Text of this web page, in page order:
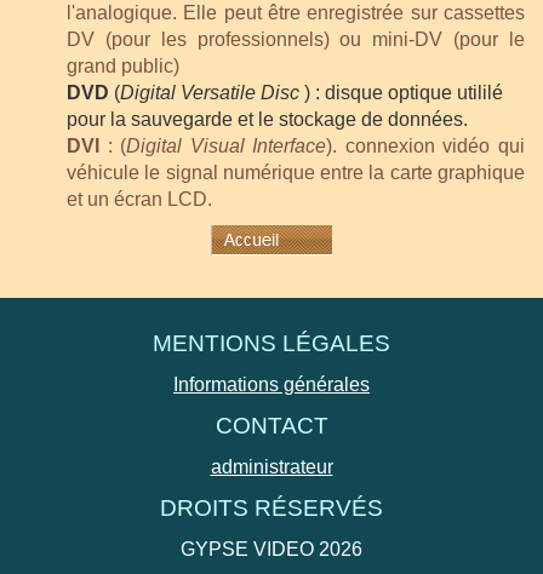
l'analogique. Elle peut être enregistrée sur cassettes
DV (pour les professionnels) ou mini-DV (pour le
grand public)
DVD (Digital Versatile Disc ) : disque optique utililé
pour la sauvegarde et le stockage de données.
DVI
: (Digital Visual Interface). connexion vidéo qui
véhicule le signal numérique entre la carte graphique
et un écran LCD.
MENTIONS LÉGALES
Informations générales
CONTACT
administrateur
DROITS RÉSERVÉS
GYPSE VIDEO 2026